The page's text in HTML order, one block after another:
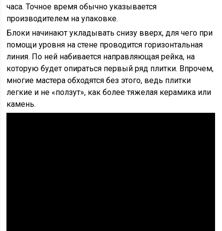
часа. Точное время обычно указывается
производителем на упаковке.
Блоки начинают укладывать снизу вверх, для чего при
помощи уровня на стене проводится горизонтальная
линия. По ней набивается направляющая рейка, на
которую будет опираться первый ряд плитки. Впрочем,
многие мастера обходятся без этого, ведь плитки
легкие и не «ползут», как более тяжелая керамика или
камень.